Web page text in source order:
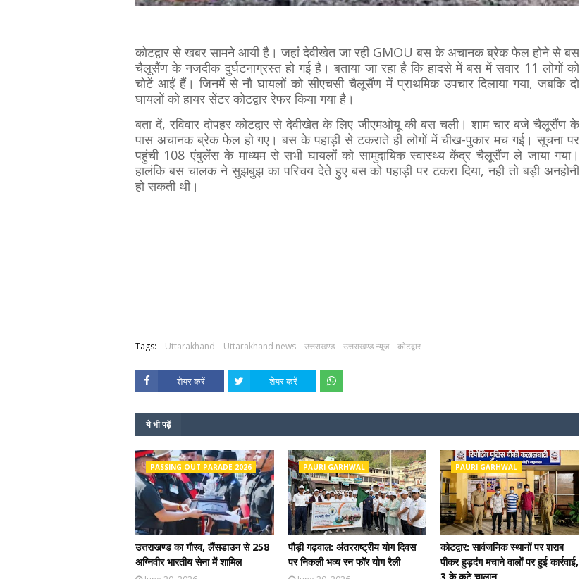
कोटद्वार से खबर सामने आयी है। जहां देवीखेत जा रही GMOU बस के अचानक ब्रेक फेल होने से बस
चैलूसैंण के नजदीक दुर्घटनाग्रस्त हो गई है। बताया जा रहा है किहादसे में बस में सवार 11 लोगों को
चोटें आईं हैं। जिनमें से नौ घायलों को सीएचसी चैलूसैंण में प्राथमिक उपचार दिलाया गया, जबकि दो
घायलों को हायर सेंटर कोटद्वार रेफर किया गया है।
बता दें, रविवार दोपहर कोटद्वार से देवीखेत के लिए जीएमओयू की बस चली। शाम चार बजे चैलूसैंण के
पास अचानक ब्रेक फेल हो गए। बस के पहाड़ी से टकराते ही लोगों में चीख-पुकार मच गई। सूचना पर
पहुंची 108 एंबुलेंस के माध्यम से सभी घायलों को सामुदायिक स्वास्थ्य केंद्र चैलूसैंण ले जाया गया।
हालंकिबस चालक ने सुझबुझ का परिचय देते हुए बस को पहाड़ी पर टकरा दिया, नही तो बड़ी अनहोनी
हो सकती थी।
Tags: Uttarakhand Uttarakhand news उत्तराखण्ड उत्तराखण्ड न्यूज कोटद्वार
शेयर करें शेयर करें
ये भी पढ़ें
PASSING OUT PARADE 2026
उत्तराखण्ड का गौरव, लैंसडाउन से 258
अग्निवीर भारतीय सेना में शामिल
PAURI GARHWAL
पौड़ी गढ़वाल: अंतरराष्ट्रीय योग दिवस
पर निकली भव्य रन फॉर योग रैली
PAURI GARHWAL
कोटद्वार: सार्वजनिक स्थानों पर शराब
पीकर हुड़दंग मचाने वालों पर हुई कार्रवाई,